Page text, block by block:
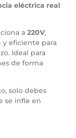
eléctrica real
a 220V,
eficiente para
Ideal para
de forma
solo debes
se infle en